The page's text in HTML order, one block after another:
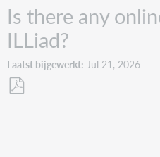
Is there any
ILLiad?
Laatst bijgewerkt Jul 21, 2026